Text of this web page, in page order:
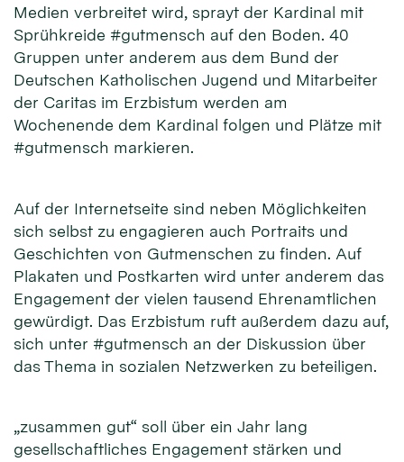
Medien verbreitet wird, sprayt der Kardinal mit
Sprühkreide #gutmensch auf den Boden. 40
Gruppen unter anderem aus dem Bund der
Deutschen Katholischen Jugend und Mitarbeiter
der Caritas im Erzbistum werden am
Wochenende dem Kardinal folgen und Plätze mit
#gutmensch markieren.
Auf der Internetseite sind neben Möglichkeiten
sich selbst zu engagieren auch Portraits und
Geschichten von Gutmenschen zu finden. Auf
Plakaten und Postkarten wird unter anderem das
Engagement der vielen tausend Ehrenamtlichen
gewürdigt. Das Erzbistum ruft außerdem dazu auf,
sich unter #gutmensch an der Diskussion über
das Thema in sozialen Netzwerken zu beteiligen.
„zusammen gut“ soll über ein Jahr lang
gesellschaftliches Engagement stärken und